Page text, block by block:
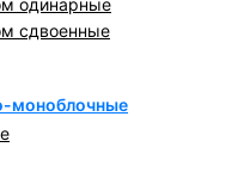
одинарные
сдвоенные
моноблочные